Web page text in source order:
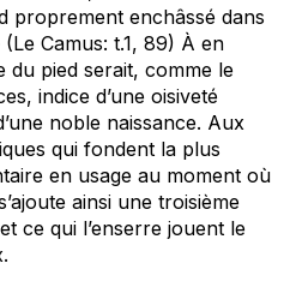
proprement enchâssé dans
Camus: t.1, 89) À en
du pied serait, comme le
indice d’une oisiveté
noble naissance. Aux
qui fondent la plus
en usage au moment où
ainsi une troisième
ce qui l’enserre jouent le